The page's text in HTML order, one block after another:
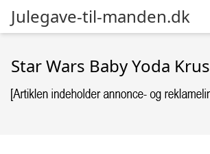
Julegave-til-manden.dk
Star Wars Baby Yoda Krus